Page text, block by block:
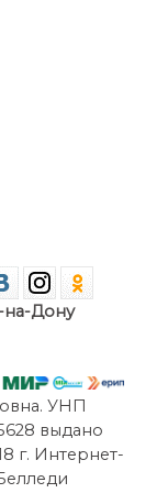
на-Дону
УНП
выдано
г. Интернет-